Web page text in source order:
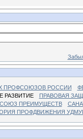
ПРОФСОЮЗОВ РОССИИ
РАЗВИТИЕ
ПРАВОВАЯ
СОЮЗ ПРЕИМУЩЕСТВ
ПРОФДВИЖЕНИЯ